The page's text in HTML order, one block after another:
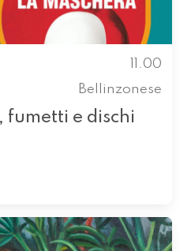
11.00
Bellinzonese
e dischi